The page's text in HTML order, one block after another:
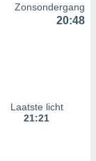
Zonsondergang
20:48
Laatste licht
21:21